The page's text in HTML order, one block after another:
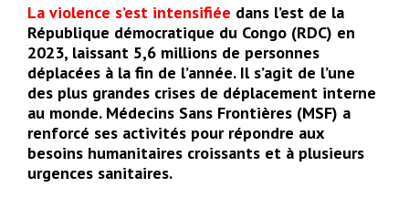
La violence s’est intensifiée dans l’est de la
République démocratique du Congo (RDC) en
2023, laissant 5,6 millions de personnes
déplacées à la fin de l’année. Il s’agit de l’une
des plus grandes crises de déplacement interne
au monde. Médecins Sans Frontières (MSF) a
renforcé ses activités pour répondre aux
besoins humanitaires croissants et à plusieurs
urgences sanitaires.